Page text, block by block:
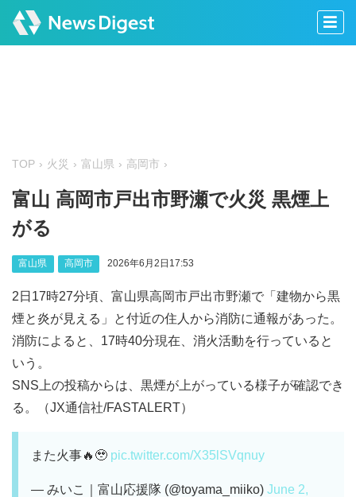
TOP 火災 富山県 高岡市
富山 高岡市戸出市野瀬で火災 黒煙上
がる
富山県 高岡市 2026年6月2日17:53
2日17時27分頃、富山県高岡市戸出市野瀬で「建物から黒
煙と炎が見える」と付近の住人から消防に通報があった。
消防によると、17時40分現在、消火活動を行っていると
いう。
SNS上の投稿からは、黒煙が上がっている様子が確認でき
る。（JX通信社/FASTALERT）
また火事🔥🥹 pic.twitter.com/X35lSVqnuy
— みいこ｜富山応援隊 (@toyama_miiko) June 2,